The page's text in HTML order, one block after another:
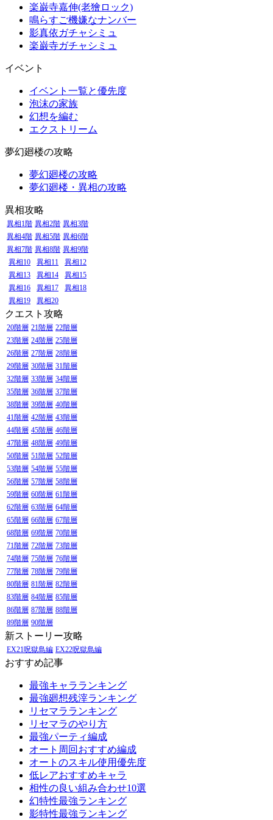
楽巌寺嘉伸(老獪ロック)
鳴らすご機嫌なナンバー
影真依ガチャシミュ
楽巌寺ガチャシミュ
イベント
イベント一覧と優先度
泡沫の家族
幻想を編む
エクストリーム
夢幻廻楼の攻略
夢幻廻楼の攻略
夢幻廻楼・異相の攻略
異相攻略
異相1階 異相2階 異相3階
異相4階 異相5階 異相6階
異相7階 異相8階 異相9階
異相10
異相11
異相12
異相13
異相14
異相15
異相16
異相17
異相18
異相19
異相20
クエスト攻略
20階層 21階層 22階層
23階層 24階層 25階層
26階層 27階層 28階層
29階層 30階層 31階層
32階層 33階層 34階層
35階層 36階層 37階層
38階層 39階層 40階層
41階層 42階層 43階層
44階層 45階層 46階層
47階層 48階層 49階層
50階層 51階層 52階層
53階層 54階層 55階層
56階層 57階層 58階層
59階層 60階層 61階層
62階層 63階層 64階層
65階層 66階層 67階層
68階層 69階層 70階層
71階層 72階層 73階層
74階層 75階層 76階層
77階層 78階層 79階層
80階層 81階層 82階層
83階層 84階層 85階層
86階層 87階層 88階層
89階層 90階層
新ストーリー攻略
EX21呪獄島編 EX22呪獄島編
おすすめ記事
最強キャラランキング
最強廻想残滓ランキング
リセマラランキング
リセマラのやり方
最強パーティ編成
オート周回おすすめ編成
オートのスキル使用優先度
低レアおすすめキャラ
相性の良い組み合わせ10選
幻特性最強ランキング
影特性最強ランキング